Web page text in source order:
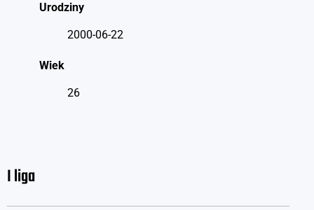
Urodziny
2000-06-22
Wiek
26
I liga